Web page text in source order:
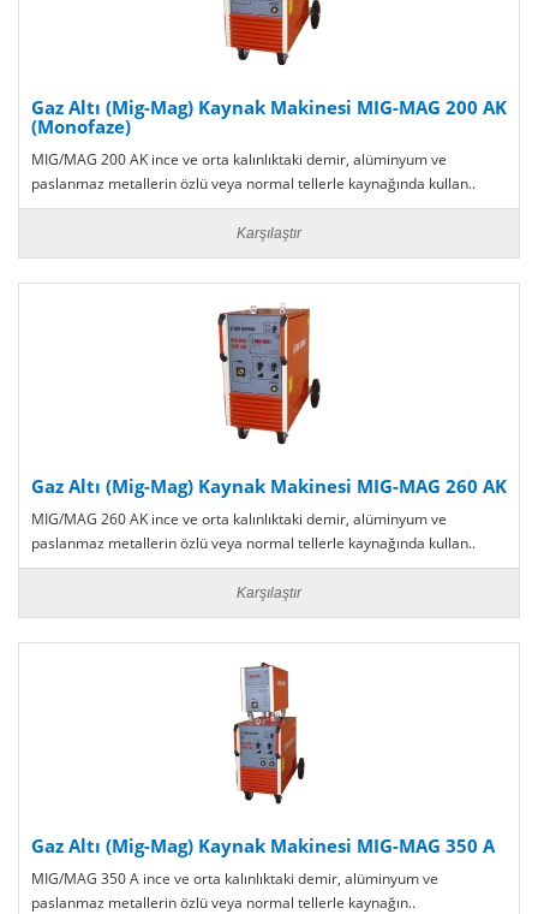
Gaz Altı (Mig-Mag) Kaynak Makinesi MIG-MAG 200 AK
(Monofaze)
MIG/MAG 200 AK ince ve orta kalınlıktaki demir, alüminyum ve
paslanmaz metallerin özlü veya normal tellerle kaynağında kullan..
Karşılaştır
Gaz Altı (Mig-Mag) Kaynak Makinesi MIG-MAG 260 AK
MIG/MAG 260 AK ince ve orta kalınlıktaki demir, alüminyum ve
paslanmaz metallerin özlü veya normal tellerle kaynağında kullan..
Karşılaştır
Gaz Altı (Mig-Mag) Kaynak Makinesi MIG-MAG 350 A
MIG/MAG 350 A ince ve orta kalınlıktaki demir, alüminyum ve
paslanmaz metallerin özlü veya normal tellerle kaynağın..